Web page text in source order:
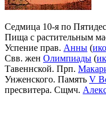
Седмица 10-я по
Пища с растительным
Успение прав. Анны (
Свв. жен Олимпиады (
Тавеннской. Прп.
Унженского. Память V
пресвитера. Сщмч.